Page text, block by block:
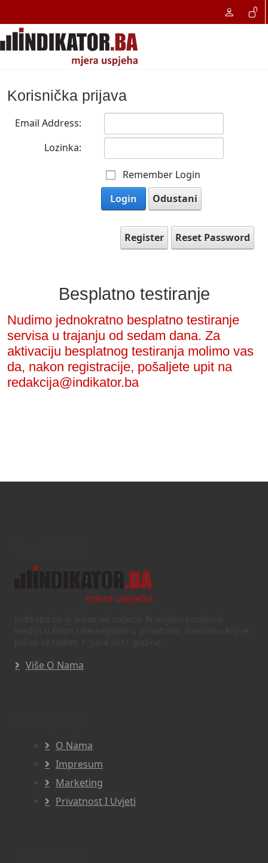
Korisnička prijava
Email Address:
Lozinka:
Remember Login
Login
Odustani
Register Reset Password
Besplatno testiranje
Nudimo jednokratno besplatno testiranje
servisa u trajanju od sedam dana. Za
aktivaciju besplatnog testiranja molimo vas
da, nakon registracije, pošaljete upit na
redakcija@indikator.ba
Više O Nama
O Nama
Impresum
Marketing
Privatnost I Uvjeti